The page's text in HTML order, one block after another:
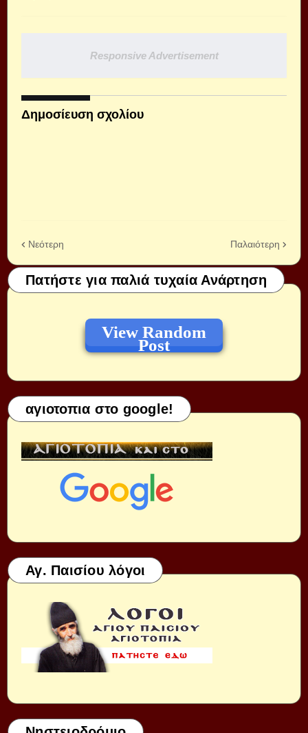
Responsive Advertisement
Δημοσίευση σχολίου
Νεότερη Παλαιότερη
Πατήστε για παλιά τυχαία Ανάρτηση
View Random
Post
αγιοτοπια στο google!
Αγ. Παισίου λόγοι